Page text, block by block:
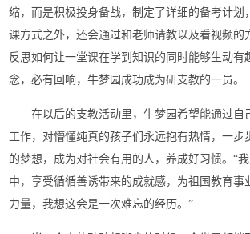
缩，而是积极投身备战，制定了详细的备考计划
课方式之外，还会通过和老师请教以及看视频的
反思如何让一堂课在学到知识的同时能够生动有
念，必有回响，牛梦园成功成为研支教的一员。
在以后的支教活动里，牛梦园希望能通过自
工作，对懵懂纯真的孩子们永远抱有热情，一步
的梦想，成为对社会有用的人，养成好习惯。“
中，享受循循善诱带来的成就感，为祖国教育事
力量，我想这会是一次难忘的经历。”